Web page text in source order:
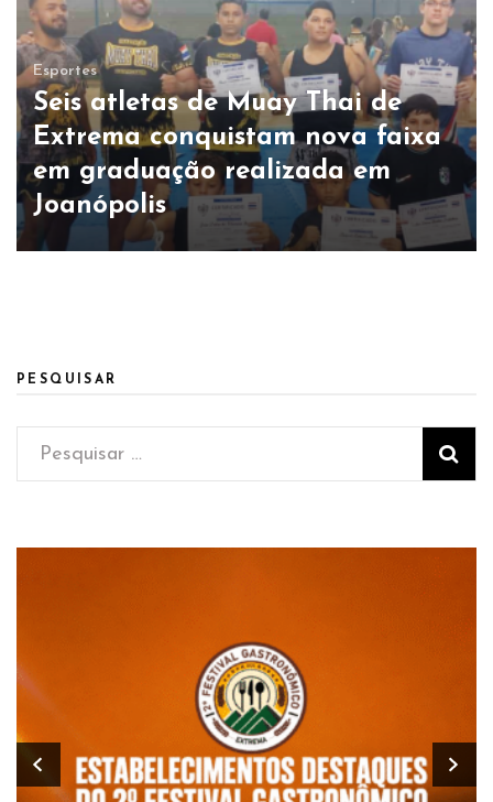
Esportes
Seis atletas de Muay Thai de
Extrema conquistam nova faixa
em graduação realizada em
Joanópolis
PESQUISAR
Pesquisar
por: